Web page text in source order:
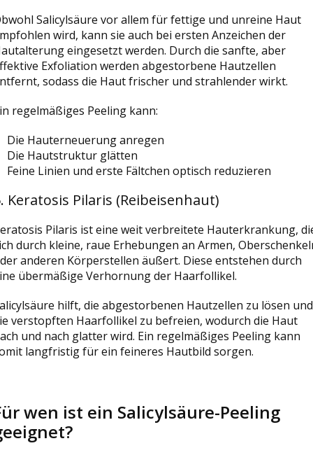
Salicylsäure vor allem für fettige und unreine Haut
wird, kann sie auch bei ersten Anzeichen der
eingesetzt werden. Durch die sanfte, aber
Exfoliation werden abgestorbene Hautzellen
sodass die Haut frischer und strahlender wirkt.
regelmäßiges Peeling kann:
Die Hauterneuerung anregen
Die Hautstruktur glätten
Feine Linien und erste Fältchen optisch reduzieren
Keratosis Pilaris (Reibeisenhaut)
Pilaris ist eine weit verbreitete Hauterkrankung,
durch kleine, raue Erhebungen an Armen,
anderen Körperstellen äußert. Diese entstehen durch
übermäßige Verhornung der Haarfollikel.
hilft, die abgestorbenen Hautzellen zu lösen und
verstopften Haarfollikel zu befreien, wodurch die Haut
und nach glatter wird. Ein regelmäßiges Peeling kann
langfristig für ein feineres Hautbild sorgen.
wen ist ein Salicylsäure-Peeling